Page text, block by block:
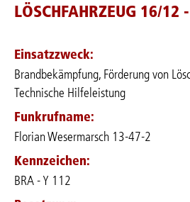
LÖSCHFAHRZEUG 16/12
Einsatzzweck:
Brandbekämpfung, Förderung von
Technische Hilfeleistung
Funkrufname:
Florian Wesermarsch 13-47-2
Kennzeichen:
BRA - Y 112